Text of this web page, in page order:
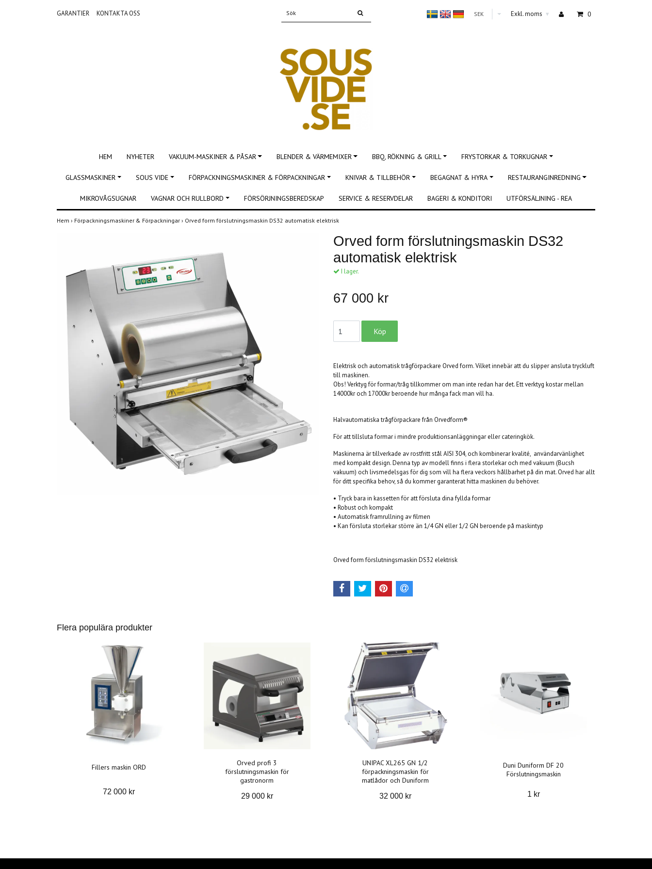
GARANTIER KONTAKTA OSS SEK Exkl. moms ▾ 0
HEM NYHETER VAKUUM-MASKINER & PÅSAR BLENDER & VÄRMEMIXER BBQ, RÖKNING & GRILL FRYSTORKAR & TORKUGNAR
GLASSMASKINER SOUS VIDE FÖRPACKNINGSMASKINER & FÖRPACKNINGAR KNIVAR & TILLBEHÖR BEGAGNAT & HYRA RESTAURANGINREDNING
MIKROVÅGSUGNAR VAGNAR OCH RULLBORD FÖRSÖRJNINGSBEREDSKAP SERVICE & RESERVDELAR BAGERI & KONDITORI UTFÖRSÄLJNING - REA
Hem › Förpackningsmaskiner & Förpackningar › Orved form förslutningsmaskin DS32 automatisk elektrisk
Orved form förslutningsmaskin DS32
automatisk elektrisk
I lager.
67 000 kr
Elektrisk och automatisk trågförpackare Orved form. Vilket innebär att du slipper ansluta tryckluft
till maskinen.
Obs! Verktyg för formar/tråg tillkommer om man inte redan har det. Ett verktyg kostar mellan
14000kr och 17000kr beroende hur många fack man vill ha.
Halvautomatiska trågförpackare från Orvedform®
För att tillsluta formar i mindre produktionsanläggningar eller cateringkök.
Maskinerna är tillverkade av rostfritt stål AISI 304, och kombinerar kvalité, användarvänlighet
med kompakt design. Denna typ av modell finns i flera storlekar och med vakuum (Bucsh
vakuum) och livsmedelsgas för dig som vill ha flera veckors hållbarhet på din mat. Orved har allt
för ditt specifika behov, så du kommer garanterat hitta maskinen du behöver.
• Tryck bara in kassetten för att försluta dina fyllda formar
• Robust och kompakt
• Automatisk framrullning av filmen
• Kan försluta storlekar större än 1/4 GN eller 1/2 GN beroende på maskintyp
Orved form förslutningsmaskin DS32 elektrisk
Flera populära produkter
Fillers maskin ORD
72 000 kr
Orved profi 3
förslutningsmaskin för
gastronorm
29 000 kr
UNIPAC XL265 GN 1/2
förpackningsmaskin för
matlådor och Duniform
32 000 kr
Duni Duniform DF 20
Förslutningsmaskin
1 kr